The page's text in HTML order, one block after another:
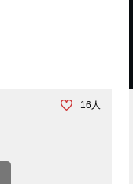
16 人